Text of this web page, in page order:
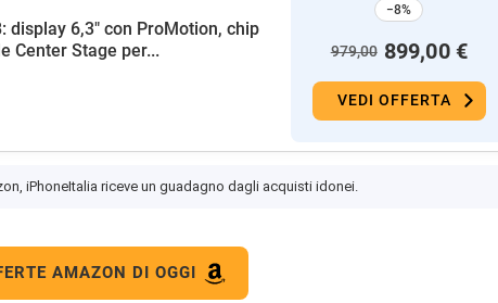
display 6,3" con ProMotion, chip
Center Stage per...
−8%
979,00 899,00 €
VEDI OFFERTA
iPhoneItalia riceve un guadagno dagli acquisti idonei.
AMAZON DI OGGI